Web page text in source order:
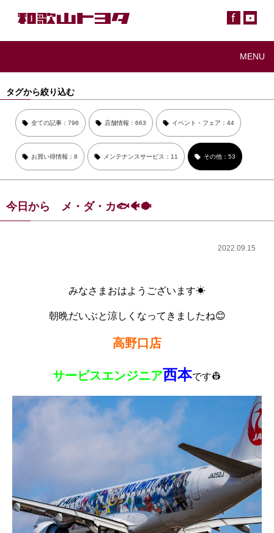
MENU
タグから絞り込む
全ての記事：796 店舗情報：663 イベント・フェア：44
お買い得情報：8 メンテナンスサービス：11 その他：53
今日から メ・ダ・カ🐟🐠🐡
2022.09.15
みなさまおはようございます☀
朝晩だいぶと涼しくなってきましたね😊
高野口店
サービスエンジニア西本です👷